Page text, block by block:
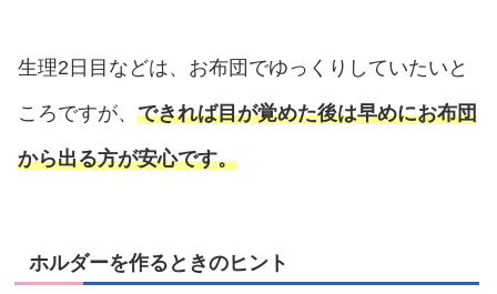
生理2日目などは、お布団でゆっくりしていたいと
ころですが、 できれば目が覚めた後は早めにお布団
から出る方が安心です。
ホルダーを作るときのヒント